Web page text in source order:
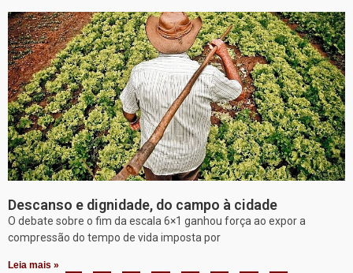
Descanso e dignidade, do campo à cidade
O debate sobre o fim da escala 6×1 ganhou força ao expor a
compressão do tempo de vida imposta por
Leia mais »